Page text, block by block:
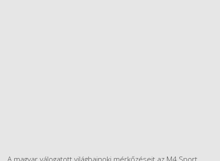
A magyar válogatott világbajnoki mérkőzéseit az M4 Sport